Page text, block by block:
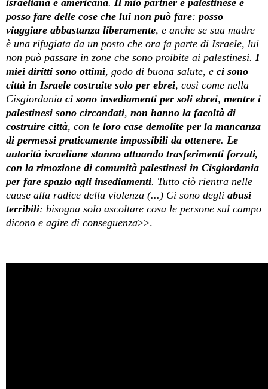
posso fare delle cose che lui non può fare: posso
viaggiare abbastanza liberamente, e anche se sua madre
è una rifugiata da un posto che ora fa parte di Israele, lui
non può passare in zone che sono proibite ai palestinesi. I
miei diritti sono ottimi, godo di buona salute, e ci sono
città in Israele costruite solo per ebrei, così come nella
Cisgiordania ci sono insediamenti per soli ebrei, mentre i
palestinesi sono circondati, non hanno la facoltà di
costruire città, con le loro case demolite per la mancanza
di permessi praticamente impossibili da ottenere. Le
autorità israeliane stanno attuando trasferimenti forzati,
con la rimozione di comunità palestinesi in Cisgiordania
per fare spazio agli insediamenti. Tutto ciò rientra nelle
cause alla radice della violenza (...) Ci sono degli abusi
terribili: bisogna solo ascoltare cosa le persone sul campo
dicono e agire di conseguenza>>.